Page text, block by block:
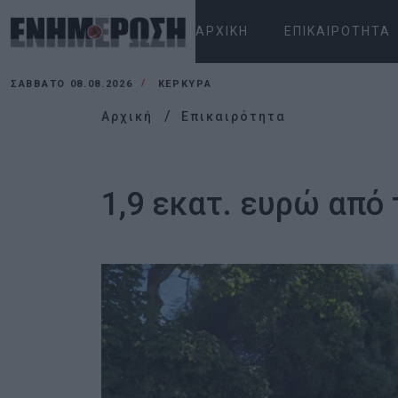
ΑΡΧΙΚΉ ΕΠΙΚΑΙΡΌΤΗΤΑ
ΣΆΒΒΑΤΟ 08.08.2026 ΚΕΡΚΥΡΑ
Αρχική Επικαιρότητα
1,9 εκατ. ευρώ από